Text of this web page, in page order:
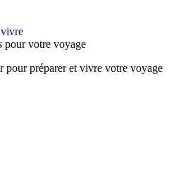
vivre
pour votre voyage
pour préparer et vivre votre voyage